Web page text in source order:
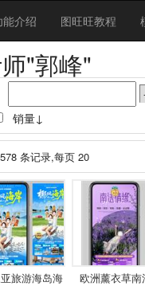
能介绍 图旺旺教程
"郭峰"
销量↓
条记录,每页 20
旅游海岛海
欧洲薰衣草南